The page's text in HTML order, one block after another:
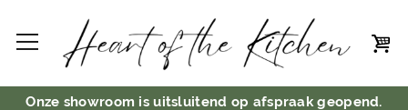
Onze showroom is uitsluitend op afspraak geopend.